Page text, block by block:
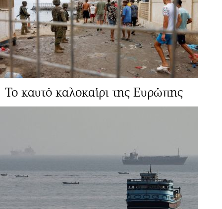
Το καυτό καλοκαίρι της Ευρώπης